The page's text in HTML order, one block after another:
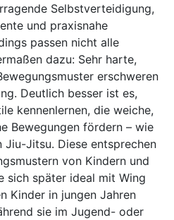
Selbstverteidigung,
und praxisnahe
passen nicht alle
dazu: Sehr harte,
erschweren
Deutlich besser ist es,
kennenlernen, die weiche,
Bewegungen fördern – wie
Jitsu. Diese entsprechen
von Kindern und
sich später ideal mit Wing
Kinder in jungen Jahren
sie im Jugend- oder